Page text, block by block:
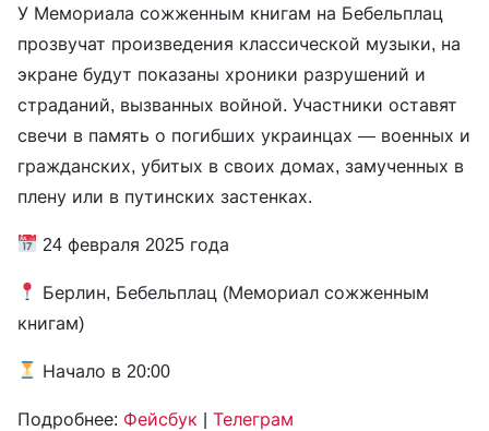
У Мемориала сожженным книгам на Бебельплац
прозвучат произведения классической музыки, на
экране будут показаны хроники разрушений и
страданий, вызванных войной. Участники оставят
свечи в память о погибших украинцах — военных и
гражданских, убитых в своих домах, замученных в
плену или в путинских застенках.
24 февраля 2025 года
Берлин, Бебельплац (Мемориал сожженным
книгам)
Начало в 20:00
Подробнее: Фейсбук | Телеграм